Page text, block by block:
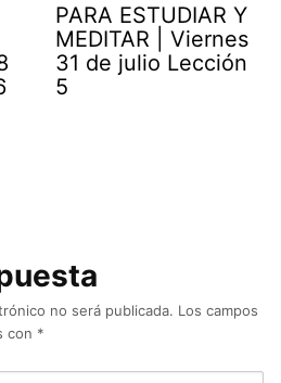
PARA ESTUDIAR Y
MEDITAR | Viernes
31 de julio Lección
5
no será publicada. Los campos
con *